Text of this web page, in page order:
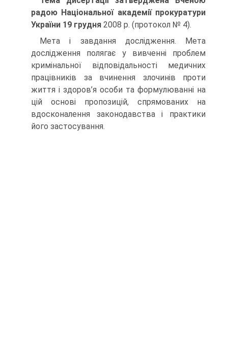
радою Національної академії прокуратури
України 19 грудня 2008 р. (протокол № 4).
Мета і завдання дослідження. Мета
дослідження полягає у вивченні проблем
кримінальної відповідальності медичних
працівників за вчинення злочинів проти
життя і здоров’я особи та формулюванні на
цій основі пропозицій, спрямованих на
вдосконалення законодавства і практики
його застосування.